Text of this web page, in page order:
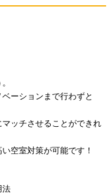
ーションまで行わずと
ッチさせることができれ
空室対策が可能です！
法